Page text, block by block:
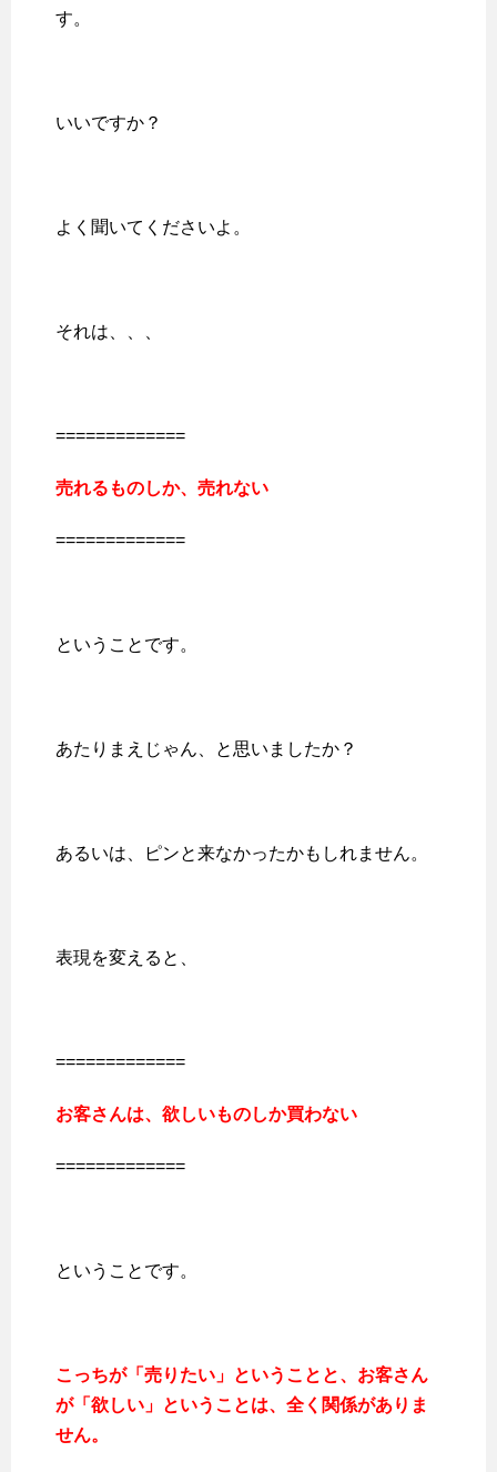
す。
いいですか？
よく聞いてくださいよ。
それは、、、
=============
売れるものしか、売れない
=============
ということです。
あたりまえじゃん、と思いましたか？
あるいは、ピンと来なかったかもしれません。
表現を変えると、
=============
お客さんは、欲しいものしか買わない
=============
ということです。
こっちが「売りたい」ということと、お客さん
が「欲しい」ということは、全く関係がありま
せん。